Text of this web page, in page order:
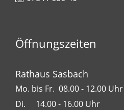
Öffnungszeiten
Rathaus Sasbach
Mo. bis Fr. 08.00 - 12.00 Uhr
Di. 14.00 - 16.00 Uhr